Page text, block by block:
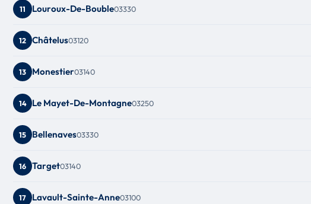
11 Louroux-De-Bouble03330
12 Châtelus03120
13 Monestier03140
14 Le Mayet-De-Montagne03250
15 Bellenaves03330
16 Target03140
17 Lavault-Sainte-Anne03100